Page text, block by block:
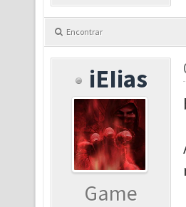
Encontrar
iEIias
Game